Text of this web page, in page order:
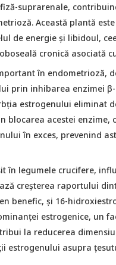
suprarenale,
Această plantă
de energie și libidoul,
cronică asociată
în endometrioză,
prin inhibarea enzimei
estrogenului eliminat
blocarea acestei enzime,
în exces, prevenind
în legumele crucifere,
creșterea raportului
benefic, și 16-
estrogenice, un
la reducerea
estrogenului asupra